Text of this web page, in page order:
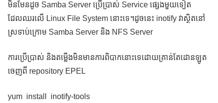
មិនមែនដូច Samba Server ប្រើប្រាស់ Service ផ្សេងមួយទៀត
ដែលឈរលើ Linux File System នោះទេ។ដូចនេះ inotify វាស្ថិតនៅ
ស្រទាប់ក្រោម Samba Server និង NFS Server
ការប្រើប្រាស់ និងតម្លើងមិនមានការពិបាកនោះទេដោយគ្រាន់តែដោនឡូត
ចេញពី repository EPEL
yum install inotify-tools